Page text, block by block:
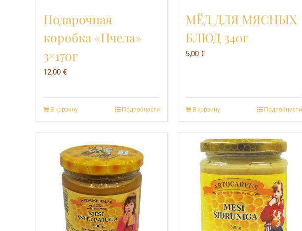
Подарочная
коробка «Пчела»
3×170г
12,00 €
В корзину Подробности
МЁД ДЛЯ МЯСНЫХ
БЛЮД 340г
5,00 €
В корзину Подробности